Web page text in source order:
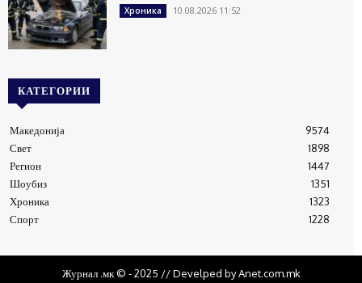
Хроника 10.08.2026 11:52
КАТЕГОРИИ
Македонија
9574
Свет
1898
Регион
1447
Шоубиз
1351
Хроника
1323
Спорт
1228
Журнал .мк © - 2025 // Develped by Anet.com.mk